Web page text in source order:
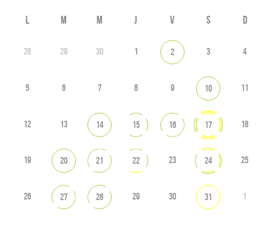
L M M J V S D
28 29 30 1 2 3 4
5 6 7 8 9 10 11
12 13 14 15 16 17 18
19 20 21 22 23 24 25
26 27 28 29 30 31 1